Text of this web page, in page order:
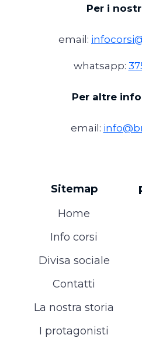
Per i
email:
whatsapp:
Per altre
email:
Sitemap
Home
Info corsi
Divisa sociale
Contatti
La nostra storia
I protagonisti